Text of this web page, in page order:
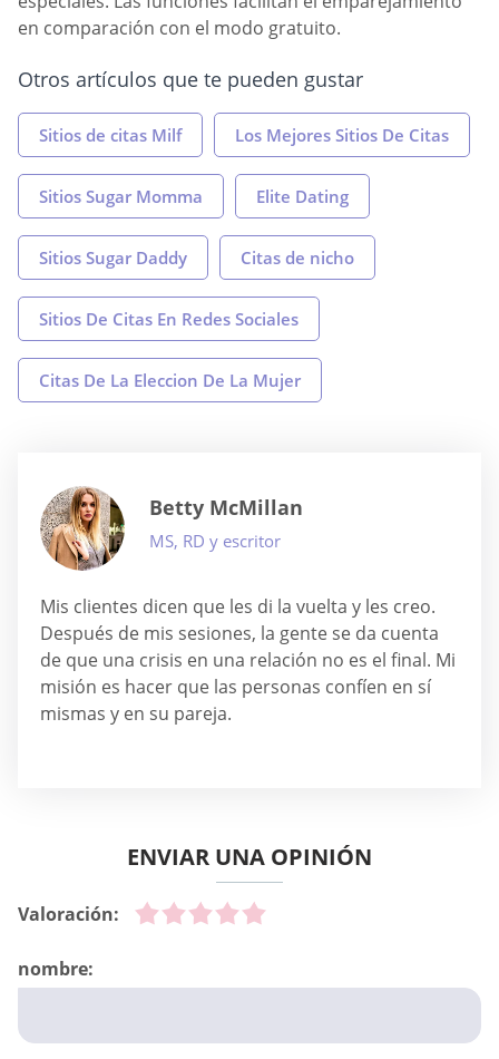
en comparación con el modo gratuito.
Otros artículos que te pueden gustar
Sitios de citas Milf Los Mejores Sitios De Citas
Sitios Sugar Momma Elite Dating
Sitios Sugar Daddy Citas de nicho
Sitios De Citas En Redes Sociales
Citas De La Eleccion De La Mujer
Betty McMillan
MS, RD y escritor
Mis clientes dicen que les di la vuelta y les creo.
Después de mis sesiones, la gente se da cuenta
de que una crisis en una relación no es el final. Mi
misión es hacer que las personas confíen en sí
mismas y en su pareja.
ENVIAR UNA OPINIÓN
Valoración:
nombre: